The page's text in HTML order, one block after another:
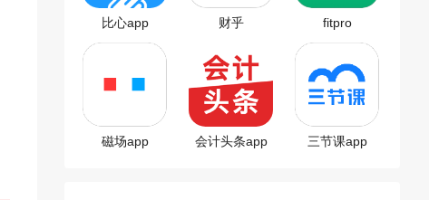
比心app 财乎 fitpro
磁场app 会计头条app 三节课app